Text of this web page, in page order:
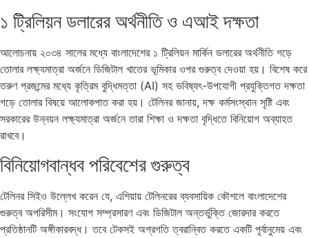
১ ট্রিলিয়ন ডলারের অর্থনীতি ও এআই দক্ষতা
আলোচনায় ২০৩৪ সালের মধ্যে বাংলাদেশের ১ ট্রিলিয়ন মার্কিন ডলারের অর্থনীতি গড়ে
তোলার লক্ষ্যমাত্রা অর্জনে ডিজিটাল খাতের ভূমিকার ওপর গুরুত্ব দেওয়া হয়। বিশেষ করে
তরুণ প্রজন্মের মধ্যে কৃত্রিম বুদ্ধিমত্তা (AI) সহ ভবিষ্যৎ-উপযোগী প্রযুক্তিগত দক্ষতা
গড়ে তোলার বিষয়ে আলোকপাত করা হয়। টেলিনর জানায়, দক্ষ কর্মসংস্থান সৃষ্টি এবং
সরকারের উন্নয়ন লক্ষ্যমাত্রা অর্জনে তারা শিক্ষা ও দক্ষতা বৃদ্ধিতে বিনিয়োগ অব্যাহত
রাখবে।
বিনিয়োগবান্ধব পরিবেশের গুরুত্ব
টেলিনর সিইও উল্লেখ করেন যে, এশিয়ায় টেলিনরের ব্যবসায়িক কৌশলে বাংলাদেশের
গুরুত্ব অপরিসীম। সংযোগ সম্প্রসারণ এবং ডিজিটাল অন্তর্ভুক্তি জোরদার করতে
প্রতিষ্ঠানটি অঙ্গীকারবদ্ধ। তবে টেকসই অগ্রগতি ত্বরান্বিত করতে একটি পূর্বানুমেয় এবং